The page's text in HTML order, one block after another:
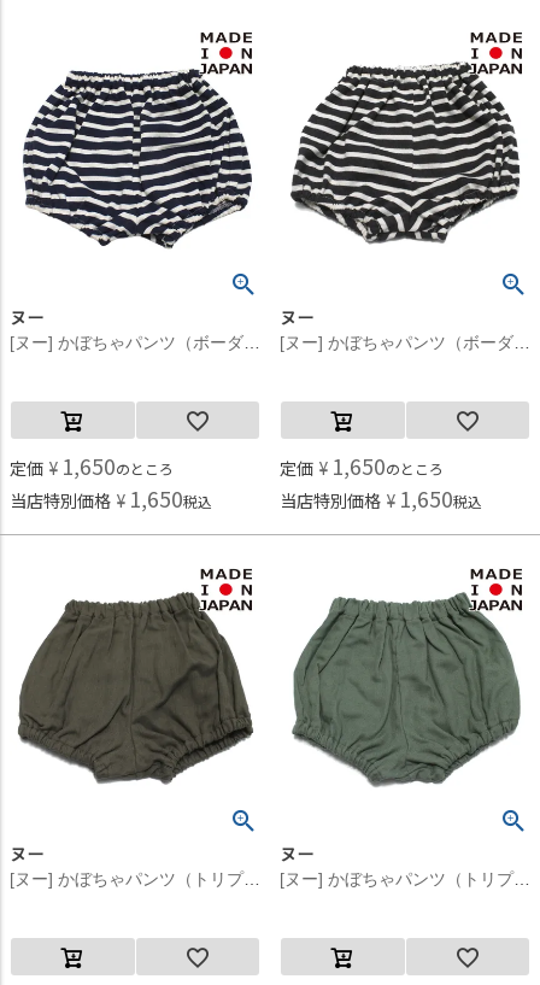
ヌー
定価 ¥ 1,650のところ
当店特別価格 ¥ 1,650税込
ヌー
定価 ¥ 1,650のところ
当店特別価格 ¥ 1,650税込
ヌー
[ヌー] かぼちゃパンツ（トリプルガーゼ） カーキ(11)
ヌー
[ヌー] かぼちゃパンツ（トリプルガーゼ） グリーン(5)